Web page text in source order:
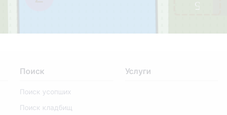
5
Поиск
Поиск усопших
Поиск кладбищ
Услуги